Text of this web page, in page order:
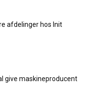
afdelinger hos Init
give maskineproducent